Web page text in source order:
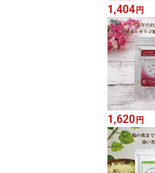
1,404 円
1,620 円